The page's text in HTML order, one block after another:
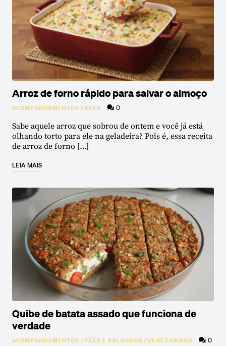
Arroz de forno rápido para salvar o almoço
ACOMPANHAMENTOS /AVES 0
Sabe aquele arroz que sobrou de ontem e você já está
olhando torto para ele na geladeira? Pois é, essa receita
de arroz de forno […]
LEIA MAIS
Quibe de batata assado que funciona de
verdade
ACOMPANHAMENTOS /PÃES E SALGADOS/VEGETARIANA 0